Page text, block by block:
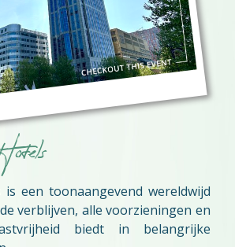
een toonaangevend wereldwijd
verblijven, alle voorzieningen en
biedt in belangrijke